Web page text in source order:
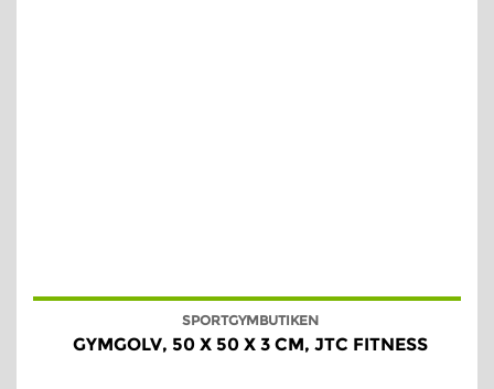
SPORTGYMBUTIKEN
GYMGOLV, 50 X 50 X 3 CM, JTC FITNESS